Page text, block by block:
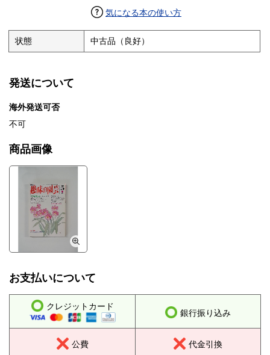
気になる本の使い方
状態 中古品（良好）
発送について
海外発送可否
不可
商品画像
お支払いについて
クレジットカード
銀行振り込み
公費 代金引換